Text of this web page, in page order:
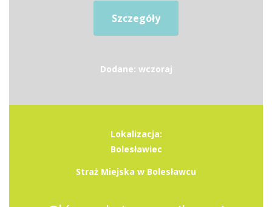
Szczegóły
Dodane: wczoraj
Lokalizacja:
Bolesławiec
Straż Miejska w Bolesławcu